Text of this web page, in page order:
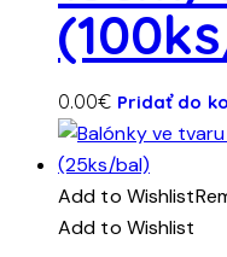
0.00€ Pridať do
Add to Wishlist
Add to Wishlist